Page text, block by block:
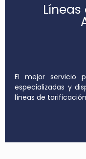
El mejor servicio
especializadas y
líneas de